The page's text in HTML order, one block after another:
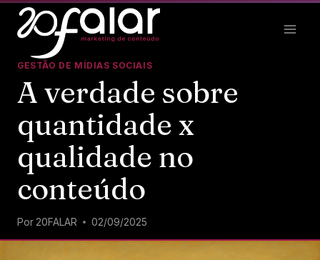
GESTÃO DE MÍDIAS SOCIAIS
A verdade sobre
quantidade x
qualidade no
conteúdo
Por 20FALAR 02/09/2025